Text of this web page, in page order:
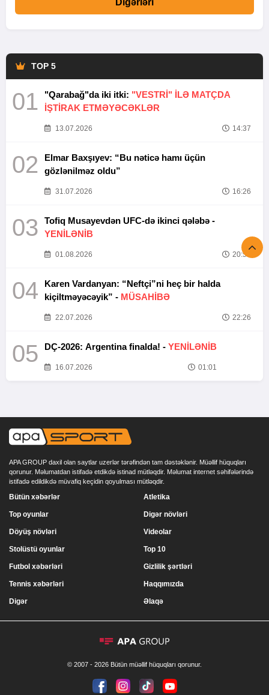
TOP 5
01 "Qarabağ"da iki itki: "VESTRİ" İLƏ MATÇDA
İŞTİRAK ETMƏYƏCƏKLƏR
13.07.2026 14:37
02
Elmar Baxşıyev: “Bu nəticə hamı üçün
gözlənilməz oldu”
31.07.2026 16:26
03
Tofiq Musayevdən UFC-də ikinci qələbə -
YENİLƏNİB
01.08.2026 20:52
04
Karen Vardanyan: “Neftçi”ni heç bir halda
kiçiltməyəcəyik” - MÜSAHİBƏ
22.07.2026 22:26
05 DÇ-2026: Argentina finalda! - YENİLƏNİB
16.07.2026 01:01
APA GROUP daxil olan saytlar uzerlər tərəfindən tam dəstəklənir. Müəllif hüquqları
qorunur. Məlumatdan istifadə etdikdə istinad mütləqdir. Məlumat internet səhifələrində
istifadə edildikdə müvafiq keçidin qoyulması mütləqdir.
Bütün xəbərlər
Top oyunlar
Döyüş növləri
Stolüstü oyunlar
Atletika
Digər növləri
Videolar
Top 10
Futbol xəbərləri
Tennis xəbərləri
Digər
Gizlilik şərtləri
Haqqımızda
Əlaqə
© 2007 - 2026 Bütün müəllif hüquqları qorunur.